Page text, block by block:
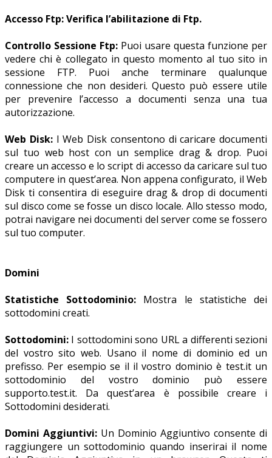
Accesso Ftp: Verifica l’abilitazione di Ftp.
Controllo Sessione Ftp: Puoi usare questa funzione per
vedere chi è collegato in questo momento al tuo sito in
sessione FTP. Puoi anche terminare qualunque
connessione che non desideri. Questo può essere utile
per prevenire l’accesso a documenti senza una tua
autorizzazione.
Web Disk:I Web Disk consentono di caricare documenti
sul tuo web host con un semplice drag & drop. Puoi
creare un accesso e lo script di accesso da caricare sul tuo
computere in quest’area. Non appena configurato, il Web
Disk ti consentira di eseguire drag & drop di documenti
sul disco come se fosse un disco locale. Allo stesso modo,
potrai navigare nei documenti del server come se fossero
sul tuo computer.
Domini
Statistiche Sottodominio: Mostra le statistiche dei
sottodomini creati.
Sottodomini: I sottodomini sono URL a differenti sezioni
del vostro sito web. Usano il nome di dominio ed un
prefisso. Per esempio se il il vostro dominio è test.it un
sottodominio del vostro dominio può essere
supporto.test.it. Da quest’area è possibile creare i
Sottodomini desiderati.
Domini Aggiuntivi: Un Dominio Aggiuntivo consente di
raggiungere un sottodominio quando inserirai il nome